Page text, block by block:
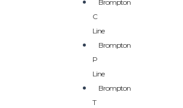
Brompton
C
Line
Brompton
P
Line
Brompton
T